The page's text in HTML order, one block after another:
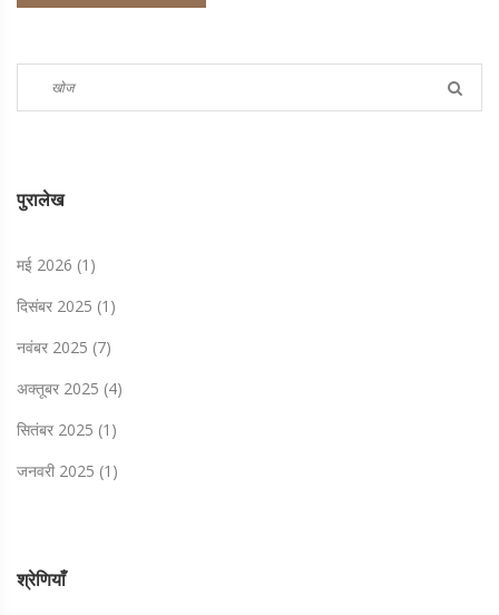
पुरालेख
मई 2026 (1)
दिसंबर 2025 (1)
नवंबर 2025 (7)
अक्तूबर 2025 (4)
सितंबर 2025 (1)
जनवरी 2025 (1)
श्रेणियाँ